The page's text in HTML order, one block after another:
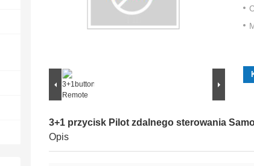
3+1 przycisk Pilot zdalnego sterowania
Opis